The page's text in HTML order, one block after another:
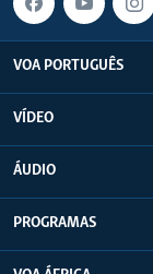
VOA PORTUGUÊS
VÍDEO
ÁUDIO
PROGRAMAS